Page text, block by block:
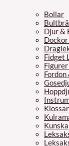
Bollar
Djur &
Fidget